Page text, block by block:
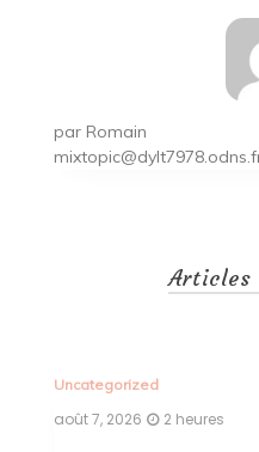
par Romain
Articles
Uncategorized
août 7, 2026 2 heures